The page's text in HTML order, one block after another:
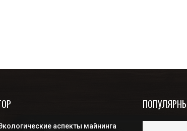
аспекты майнинга